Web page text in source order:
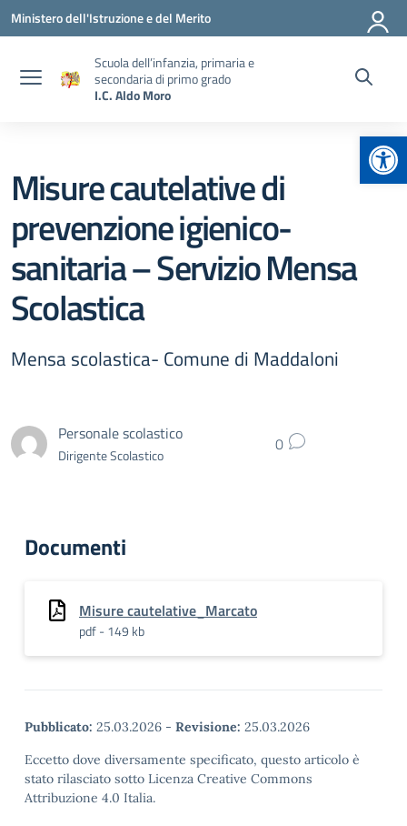
Vai ai contenuti
Vai al menu di navigazione
Vai al footer
Ministero dell'Istruzione e del Merito
Scuola dell’infanzia, primaria e
secondaria di primo grado
I.C. Aldo Moro
Misure cautelative di
prevenzione igienico-
sanitaria – Servizio Mensa
Scolastica
Mensa scolastica- Comune di Maddaloni
Personale scolastico
Dirigente Scolastico 0
Documenti
Misure cautelative_Marcato
pdf - 149 kb
Pubblicato: 25.03.2026 - Revisione: 25.03.2026
Eccetto dove diversamente specificato, questo articolo è
stato rilasciato sotto Licenza Creative Commons
Attribuzione 4.0 Italia.